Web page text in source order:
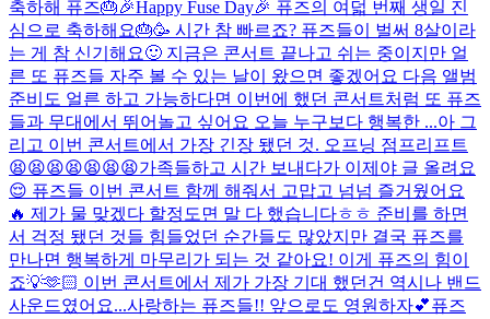
축하해 퓨즈🎂🎉Happy Fuse Day🎉 퓨즈의 여덟 번째 생일 진
심으로 축하해요🎂🥳 시간 참 빠르죠? 퓨즈들이 벌써 8살이라
는 게 참 신기해요🙂 지금은 콘서트 끝나고 쉬는 중이지만 얼
른 또 퓨즈들 자주 볼 수 있는 날이 왔으면 좋겠어요 다음 앨범
준비도 얼른 하고 가능하다면 이번에 했던 콘서트처럼 또 퓨즈
들과 무대에서 뛰어놀고 싶어요 오늘 누구보다 행복한 ...아 그
리고 이번 콘서트에서 가장 긴장 됐던 것. 오프닝 점프리프트
😫😫😫😫😫😫😫가족들하고 시간 보내다가 이제야 글 올려요
😌 퓨즈들 이번 콘서트 함께 해줘서 고맙고 넘넘 즐거웠어요
🔥 제가 물 맞겠다 할정도면 말 다 했습니다ㅎㅎ 준비를 하면
서 걱정 됐던 것들 힘들었던 순간들도 많았지만 결국 퓨즈를
만나면 행복하게 마무리가 되는 것 같아요! 이게 퓨즈의 힘이
죠💡🫶🏻 이번 콘서트에서 제가 가장 기대 했던건 역시나 밴드
사운드였어요...사랑하는 퓨즈들!! 앞으로도 영원하자💕퓨즈